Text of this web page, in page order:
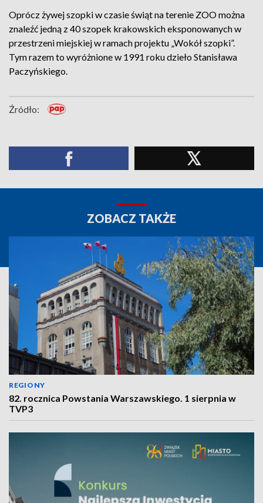
Oprócz żywej szopki w czasie świąt na terenie ZOO można
znaleźć jedną z 40 szopek krakowskich eksponowanych w
przestrzeni miejskiej w ramach projektu „Wokół szopki”.
Tym razem to wyróżnione w 1991 roku dzieło Stanisława
Paczyńskiego.
Źródło:
ZOBACZ TAKŻE
REGIONY
82. rocznica Powstania Warszawskiego. 1 sierpnia w
TVP3